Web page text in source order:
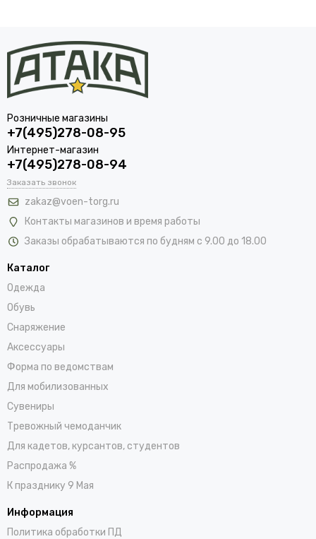
Розничные магазины
+7(495)278-08-95
Интернет-магазин
+7(495)278-08-94
Заказать звонок
zakaz@voen-torg.ru
Контакты магазинов и время работы
Заказы обрабатываются по будням с 9.00 до 18.00
Каталог
Одежда
Обувь
Снаряжение
Аксессуары
Форма по ведомствам
Для мобилизованных
Сувениры
Тревожный чемоданчик
Для кадетов, курсантов, студентов
Распродажа %
К празднику 9 Мая
Информация
Политика обработки ПД